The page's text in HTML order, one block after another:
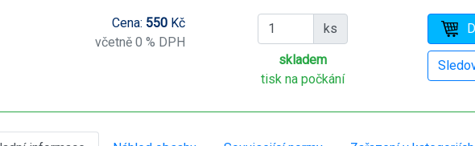
Cena: 550Kč
včetně 0 % DPH
ks
skladem
tisk na počkání